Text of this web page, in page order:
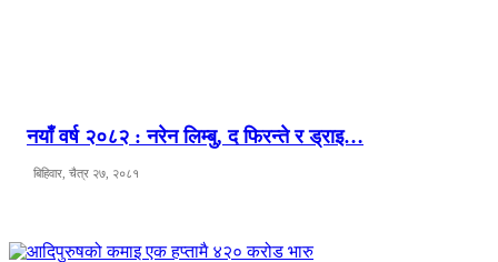
नयाँ वर्ष २०८२ : नरेन लिम्बु, द फिरन्ते र ड्राइ…
बिहिवार, चैत्र २७, २०८१